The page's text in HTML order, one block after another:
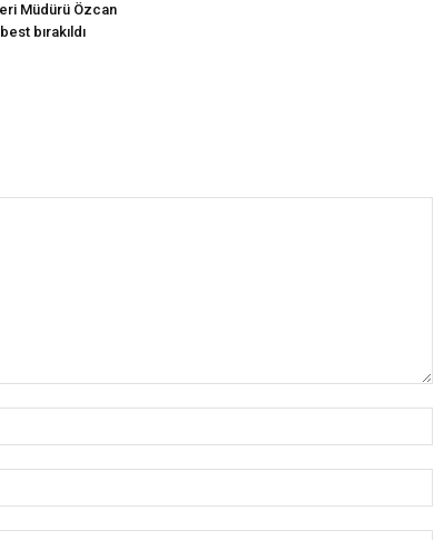
Müdürü Özcan
bırakıldı